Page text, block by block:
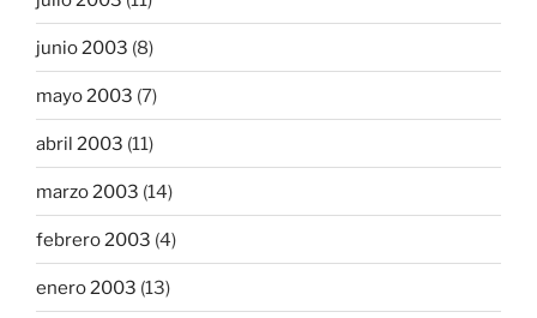
junio 2003 (8)
mayo 2003 (7)
abril 2003 (11)
marzo 2003 (14)
febrero 2003 (4)
enero 2003 (13)